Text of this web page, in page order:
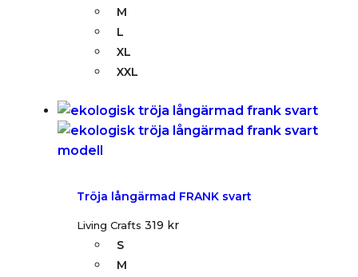
M
L
XL
XXL
Tröja långärmad FRANK svart
Living Crafts 319 kr
S
M